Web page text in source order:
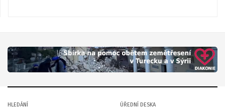
HLEDÁNÍ
ÚŘEDNÍ DESKA